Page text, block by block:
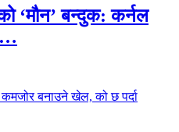
‘मौन’ बन्दुक: कर्नल